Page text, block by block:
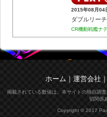
2015年08月04
CR機動戦艦ナ
ホーム ｜ 運営会社 ｜
掲載されている数値は、本サイトの独自調
切関係
Copyright © 2017